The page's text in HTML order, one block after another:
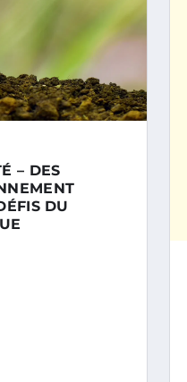
– DES
DU